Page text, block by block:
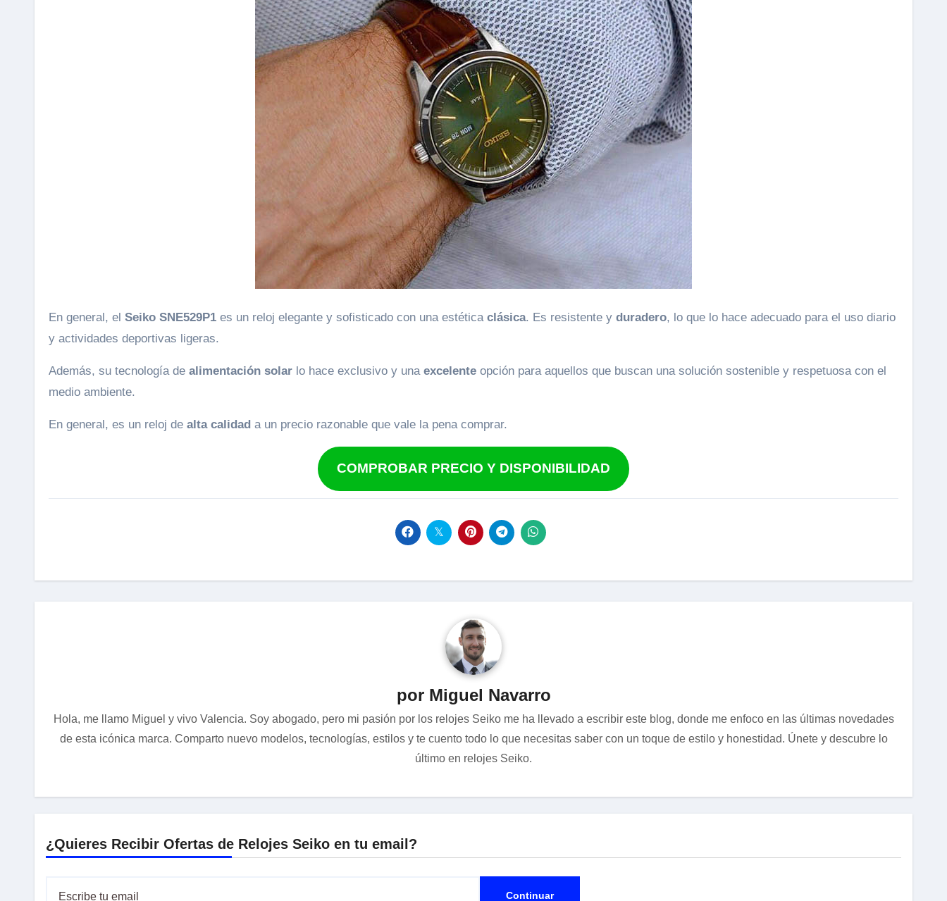
En general, el Seiko SNE529P1 es un reloj elegante y sofisticado con una estética clásica. Es resistente y duradero, lo que lo hace adecuado para el uso diario
y actividades deportivas ligeras.
Además, su tecnología de alimentación solar lo hace exclusivo y una excelente opción para aquellos que buscan una solución sostenible y respetuosa con el
medio ambiente.
En general, es un reloj de alta calidad a un precio razonable que vale la pena comprar.
COMPROBAR PRECIO Y DISPONIBILIDAD
por Miguel Navarro
Hola, me llamo Miguel y vivo Valencia. Soy abogado, pero mi pasión por los relojes Seiko me ha llevado a escribir este blog, donde me enfoco en las últimas novedades
de esta icónica marca. Comparto nuevo modelos, tecnologías, estilos y te cuento todo lo que necesitas saber con un toque de estilo y honestidad. Únete y descubre lo
último en relojes Seiko.
¿Quieres Recibir Ofertas de Relojes Seiko en tu email?